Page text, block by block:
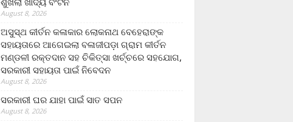
August 8, 2026
ଅସୁସ୍ଥ କୀର୍ତନ କଳାକାର ଲୋକନାଥ ବେହେରାଙ୍କ
ସହାୟତାରେ ଆଗେଇଲା ବଳାଜୀପଡ଼ା ଗ୍ରାମ କୀର୍ତନ
ମଣ୍ଡଳୀ ରକ୍ତଦାନ ସହ ଚିକିତ୍ସା ଖର୍ଚ୍ଚରେ ସହଯୋଗ,
ସରକାରୀ ସହାୟତା ପାଇଁ ନିବେଦନ
August 8, 2026
ସରକାରୀ ଘର ଯାହା ପାଇଁ ସାତ ସପନ
August 8, 2026